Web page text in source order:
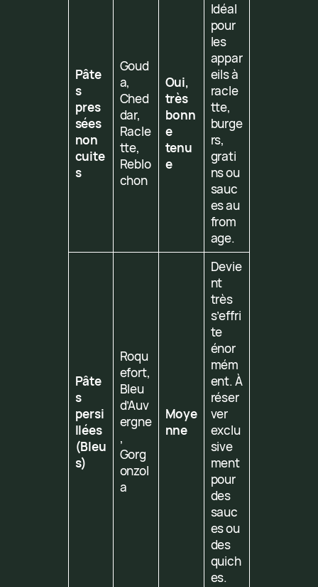
Pâte
s
pres
sées
non
cuite
s
Goud
a,
Ched
dar,
Racle
tte,
Reblo
chon
Oui,
très
bonn
e
tenu
e
Idéal
pour
les
appar
eils à
racle
tte,
burge
rs,
grati
ns ou
sauc
es au
from
age.
Pâte
s
persi
llées
(Bleu
s)
Roqu
efort,
Bleu
d’Auv
ergne
,
Gorg
onzol
a
Moye
nne
Devie
nt
très
s’effri
te
énor
mém
ent. À
réser
ver
exclu
sive
ment
pour
des
sauc
es ou
des
quich
es.